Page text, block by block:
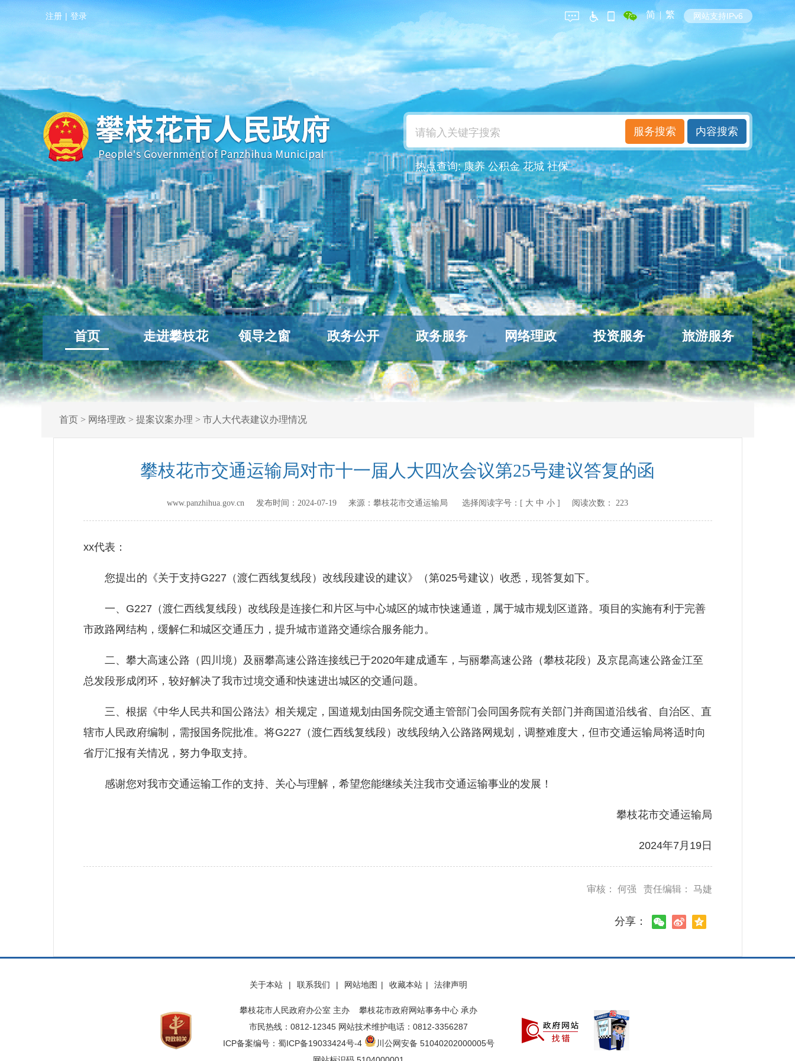
注册 | 登录 简 | 繁 网站支持IPv6
热点查询:康养 公积金 花城 社保
首页 走进攀枝花 领导之窗 政务公开 政务服务 网络理政 投资服务 旅游服务
首页> 网络理政 > 提案议案办理 > 市人大代表建议办理情况
攀枝花市交通运输局对市十一届人大四次会议第25号建议答复的函
www.panzhihua.gov.cn 发布时间： 2024-07-19 来源： 攀枝花市交通运输局 选择阅读字号：[ 大 中 小 ] 阅读次数： 223
xx代表：
您提出的《关于支持G227（渡仁西线复线段）改线段建设的建议》（第025号建议）收悉，现答复如下。
一、G227（渡仁西线复线段）改线段是连接仁和片区与中心城区的城市快速通道，属于城市规划区道路。项目的实施有利于完善
市政路网结构，缓解仁和城区交通压力，提升城市道路交通综合服务能力。
二、攀大高速公路（四川境）及丽攀高速公路连接线已于2020年建成通车，与丽攀高速公路（攀枝花段）及京昆高速公路金江至
总发段形成闭环，较好解决了我市过境交通和快速进出城区的交通问题。
三、根据《中华人民共和国公路法》相关规定，国道规划由国务院交通主管部门会同国务院有关部门并商国道沿线省、自治区、直
辖市人民政府编制，需报国务院批准。将G227（渡仁西线复线段）改线段纳入公路路网规划，调整难度大，但市交通运输局将适时向
省厅汇报有关情况，努力争取支持。
感谢您对我市交通运输工作的支持、关心与理解，希望您能继续关注我市交通运输事业的发展！
攀枝花市交通运输局
2024年7月19日
审核： 何强 责任编辑： 马婕
分享：
关于本站 | 联系我们 | 网站地图 | 收藏本站 | 法律声明
攀枝花市人民政府办公室 主办 攀枝花市政府网站事务中心 承办
市民热线：0812-12345 网站技术维护电话：0812-3356287
ICP备案编号：蜀ICP备19033424号-4
川公网安备 51040202000005号